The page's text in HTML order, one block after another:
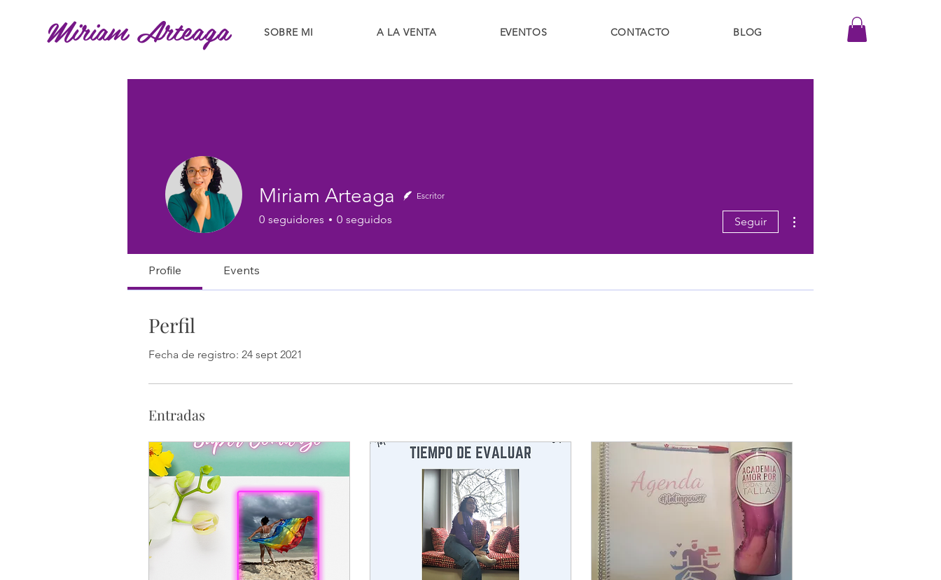
Miriam Arteaga SOBRE MI A LA VENTA EVENTOS CONTACTO BLOG
Miriam Arteaga Escritor
0 seguidores 0 seguidos Seguir
Profile Events
Perfil
Fecha de registro: 24 sept 2021
Entradas